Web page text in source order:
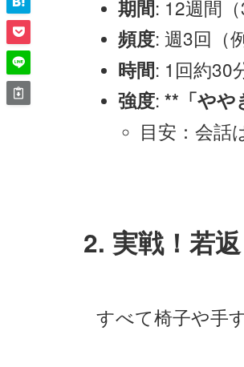
期間: 12週間
頻度: 週3回（
時間: 1回約30
強度: **「やや
目安：会話
2. 実戦！若
すべて椅子や手